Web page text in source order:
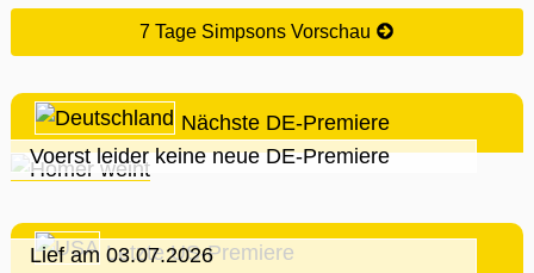
7 Tage Simpsons Vorschau
Nächste DE-Premiere
Voerst leider keine neue DE-Premiere
Letzte US-Premiere
Lief am 03.07.2026